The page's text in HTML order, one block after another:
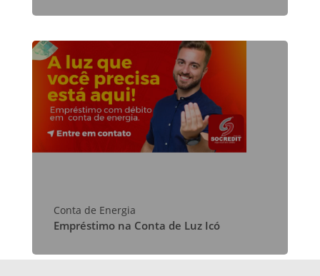
Conta de Energia
Empréstimo na Conta de Luz Icó